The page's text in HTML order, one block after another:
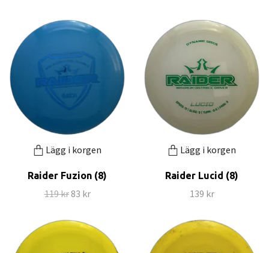
Lägg i korgen
Raider Fuzion (8)
119 kr83 kr
Lägg i korgen
Raider Lucid (8)
139 kr